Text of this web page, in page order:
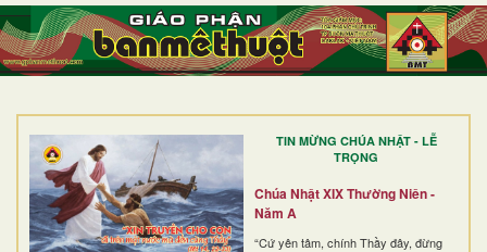
TIN MỪNG CHÚA NHẬT - LỄ
TRỌNG
Chúa Nhật XIX Thường Niên -
Năm A
“Cứ yên tâm, chính Thầy đây, đừng
TRANG NHẤT
GIỚI THIỆU
DÒNG TU
BAN MỤC VỤ
ĐOÀN THỂ CG